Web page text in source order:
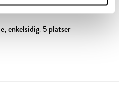
enkelsidig, 5 platser